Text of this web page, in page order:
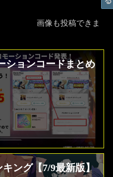
画像も投稿できま
ーションコードまとめ
キング【7/9最新版】